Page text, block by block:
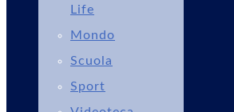
Life
Mondo
Scuola
Sport